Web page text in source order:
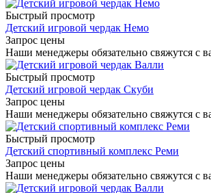
Быстрый просмотр
Детский игровой чердак Немо
Запрос цены
Наши менеджеры обязательно свяжутся с
Быстрый просмотр
Детский игровой чердак Скуби
Запрос цены
Наши менеджеры обязательно свяжутся с
Быстрый просмотр
Детский спортивный комплекс Реми
Запрос цены
Наши менеджеры обязательно свяжутся с